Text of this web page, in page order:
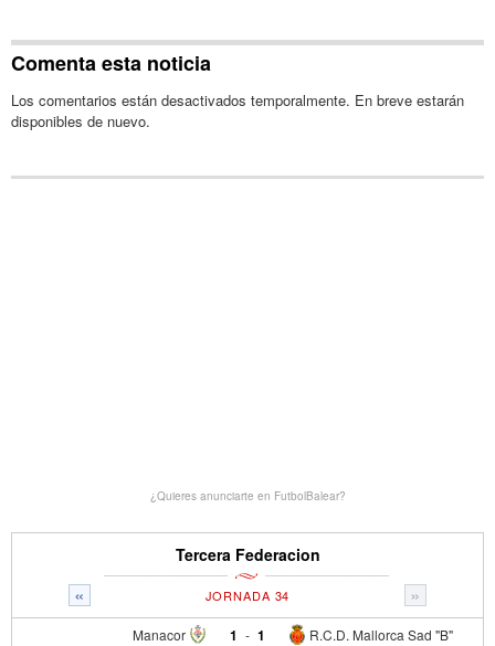
Comenta esta noticia
Los comentarios están desactivados temporalmente. En breve estarán
disponibles de nuevo.
¿Quieres anunciarte en FutbolBalear?
Tercera Federacion
« »
JORNADA 34
Manacor 1 - R.C.D. Mallorca Sad "B"
1